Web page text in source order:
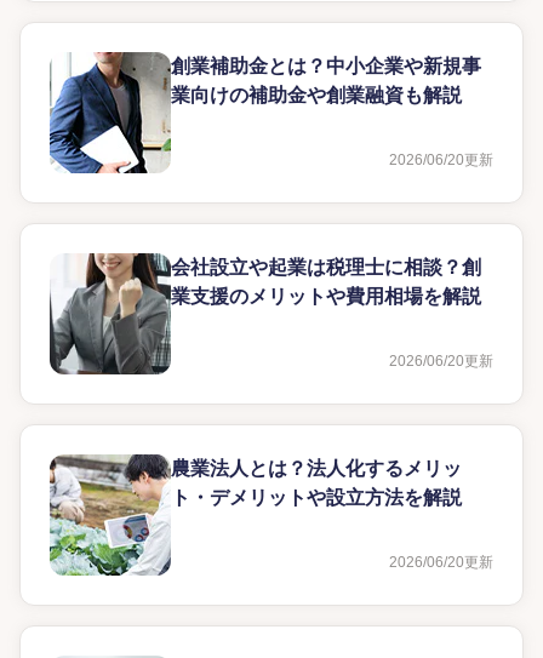
創業補助金とは？中小企業や新規事
業向けの補助金や創業融資も解説
2026/06/20更新
会社設立や起業は税理士に相談？創
業支援のメリットや費用相場を解説
2026/06/20更新
農業法人とは？法人化するメリッ
ト・デメリットや設立方法を解説
2026/06/20更新